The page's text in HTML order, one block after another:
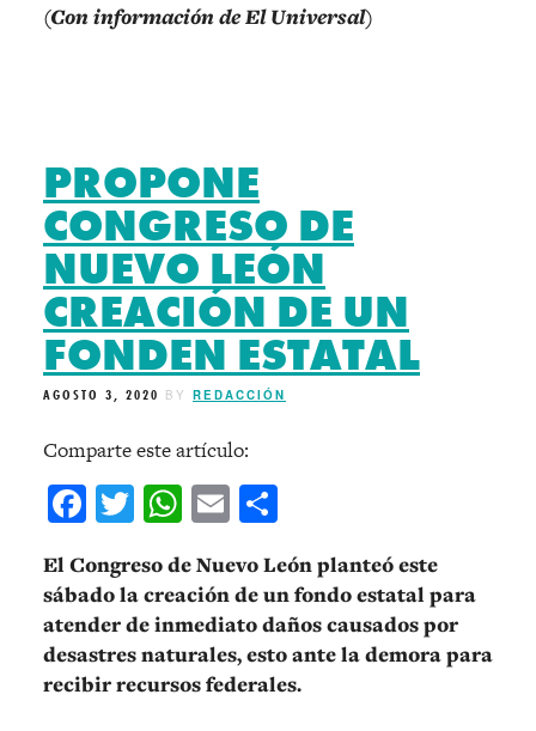
(Con información de El Universal)
PROPONE
CONGRESO DE
NUEVO LEÓN
CREACIÓN DE UN
FONDEN ESTATAL
AGOSTO 3, 2020 BY REDACCIÓN
Comparte este artículo:
Facebook
Twitter
WhatsApp
Email
El Congreso de Nuevo León planteó este
sábado la creación de un fondo estatal para
atender de inmediato daños causados por
desastres naturales, esto ante la demora para
recibir recursos federales.